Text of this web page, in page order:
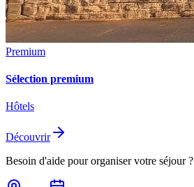
Premium
Sélection premium
Hôtels
Découvrir
Besoin d'aide pour organiser votre séjour ?